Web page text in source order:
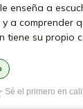
enseña a
a comprender
tiene su propio
Sé el primero en